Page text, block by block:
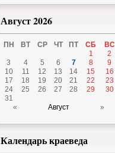
Август 2026
ПН ВТ СР ЧТ ПТ СБ
ВС
1
2
3
4 5 6 7 8
9
10
11 12 13 14 15
16
17
18 19 20 21 22
23
24
25 26 27 28 29
30
31
«
Август »
Календарь краеведа